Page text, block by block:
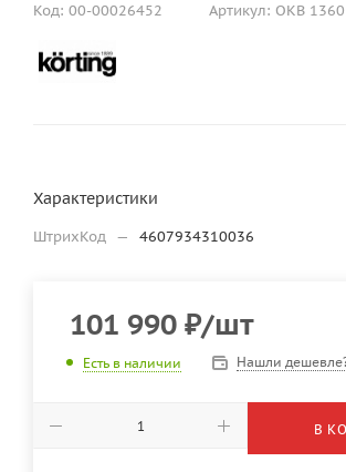
Код: 00-00026452 Артикул: OKB
Характеристики
ШтрихКод — 4607934310036
101 990 ₽/шт
Есть в наличии Нашли
В